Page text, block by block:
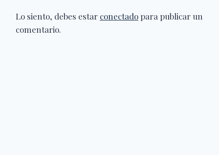
Lo siento, debes estar conectado para publicar un
comentario.